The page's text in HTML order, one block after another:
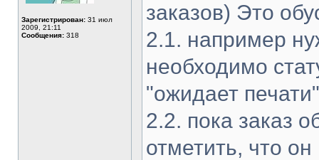
Зарегистрирован: 31 июл
2009, 21:11
Сообщения: 318
заказов) Это
2.1. например
необходимо
"ожидает печати"
2.2. пока заказ
отметить, что